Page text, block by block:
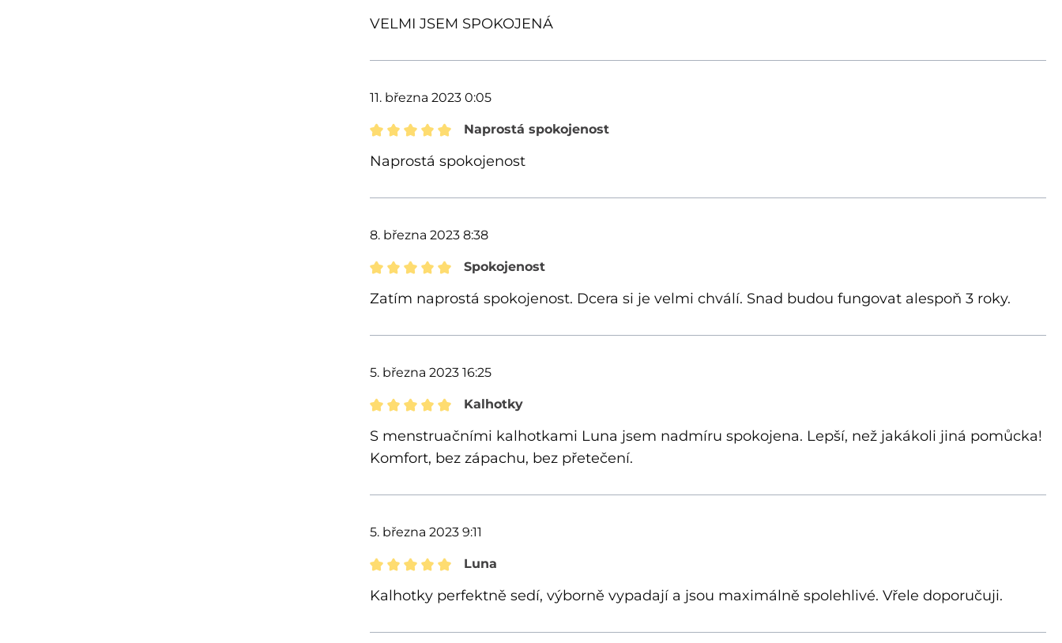
Recenze s hodnocením 5 z 5 hvězd
VELMI JSEM SPOKOJENÁ
11. března 2023 0:05
Recenze s hodnocením 5 z 5 hvězd
Naprostá spokojenost
Naprostá spokojenost
8. března 2023 8:38
Recenze s hodnocením 5 z 5 hvězd
Spokojenost
Zatím naprostá spokojenost. Dcera si je velmi chválí. Snad budou fungovat alespoň 3 roky.
5. března 2023 16:25
Recenze s hodnocením 5 z 5 hvězd
Kalhotky
S menstruačními kalhotkami Luna jsem nadmíru spokojena. Lepší, než jakákoli jiná pomůcka!
Komfort, bez zápachu, bez přetečení.
5. března 2023 9:11
Recenze s hodnocením 5 z 5 hvězd
Luna
Kalhotky perfektně sedí, výborně vypadají a jsou maximálně spolehlivé. Vřele doporučuji.